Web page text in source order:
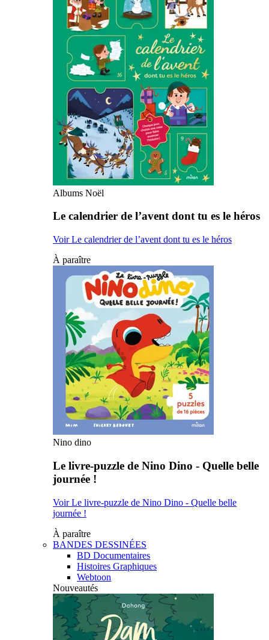
Albums Noël
Le calendrier de l’avent dont tu es le héros
Voir Le calendrier de l’avent dont tu es le héros
À paraître
Nino dino
Le livre-puzzle de Nino Dino - Quelle belle
journée !
Voir Le livre-puzzle de Nino Dino - Quelle belle
journée !
À paraître
BANDES DESSINÉES
BD Documentaires
Histoires Graphiques
Webtoon
Nouveautés